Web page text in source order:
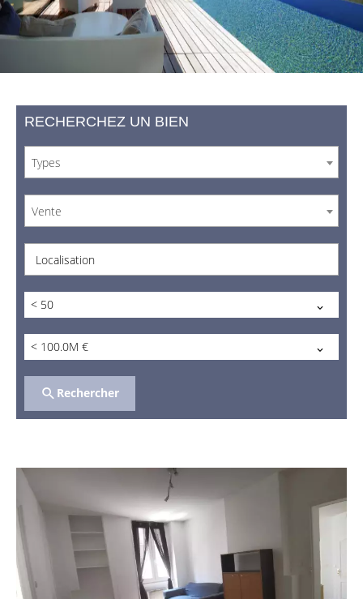
RECHERCHEZ UN BIEN
Types
Vente
Localisation
< 50
< 100.0M €
Rechercher